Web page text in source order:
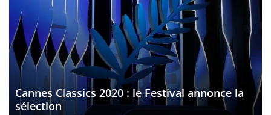
Cannes Classics 2020 : le Festival annonce la
sélection